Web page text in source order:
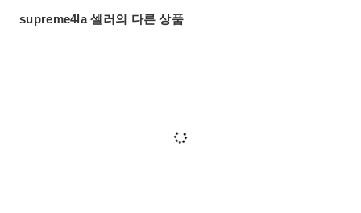
supreme4la 셀러의 다른 상품